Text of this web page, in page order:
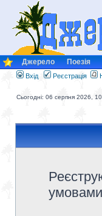
Джерело Поезія
Вхід Реєстрація
Сьогодні: 06 серпня 2026,